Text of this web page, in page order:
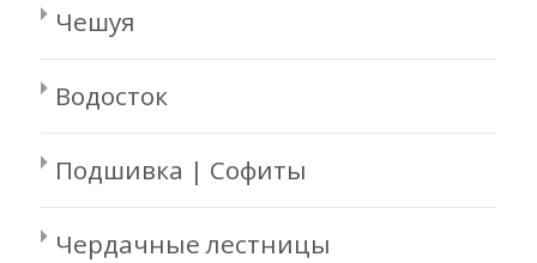
Чешуя
Водосток
Подшивка | Софиты
Чердачные лестницы